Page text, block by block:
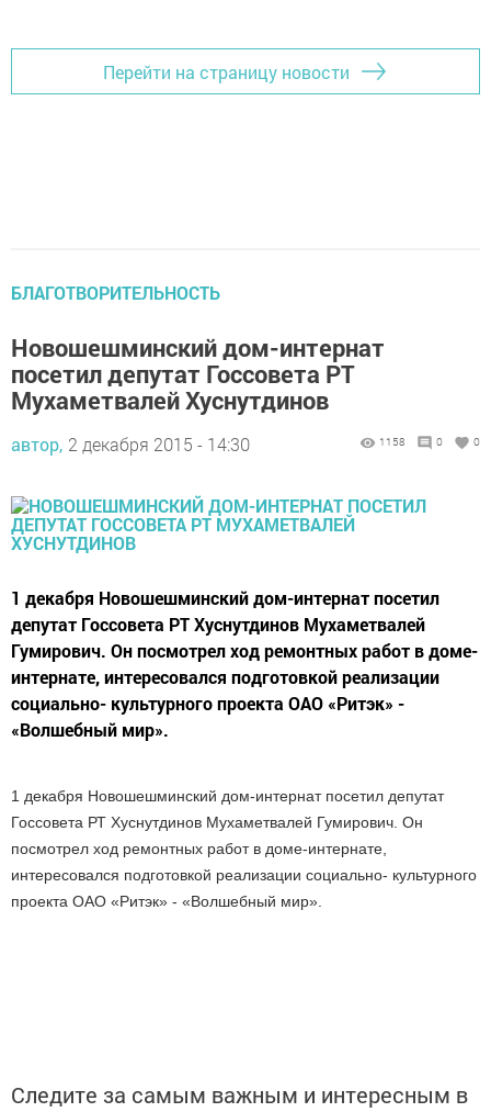
Перейти на страницу новости
БЛАГОТВОРИТЕЛЬНОСТЬ
Новошешминский дом-интернат
посетил депутат Госсовета РТ
Мухаметвалей Хуснутдинов
автор, 2 декабря 2015 - 14:30 1158 0 0
1 декабря Новошешминский дом-интернат посетил
депутат Госсовета РТ Хуснутдинов Мухаметвалей
Гумирович. Он посмотрел ход ремонтных работ в доме-
интернате, интересовался подготовкой реализации
социально- культурного проекта ОАО «Ритэк» -
«Волшебный мир».
1 декабря Новошешминский дом-интернат посетил депутат
Госсовета РТ Хуснутдинов Мухаметвалей Гумирович. Он
посмотрел ход ремонтных работ в доме-интернате,
интересовался подготовкой реализации социально- культурного
проекта ОАО «Ритэк» - «Волшебный мир».
Следите за самым важным и интересным в